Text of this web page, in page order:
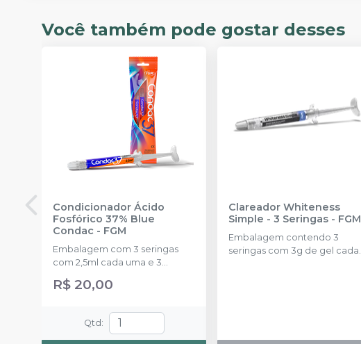
Você também pode gostar desses
Condicionador Ácido
Fosfórico 37% Blue
Condac - FGM
Embalagem com 3 seringas
com 2,5ml cada uma e 3
R$ 20,00
Qtd :
Clareador Whiteness
Simple - 3 Seringas - FGM
Embalagem contendo 3
seringas com 3g de gel cada